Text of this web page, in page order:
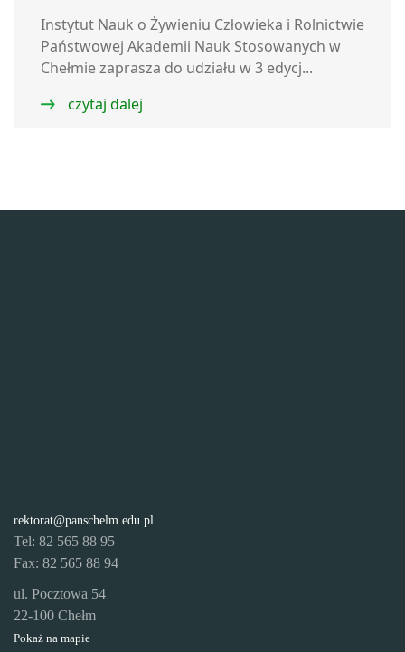
Instytut Nauk o Żywieniu Człowieka i Rolnictwie
Państwowej Akademii Nauk Stosowanych w
Chełmie zaprasza do udziału w 3 edycj...
czytaj dalej
rektorat@panschelm.edu.pl
Tel: 82 565 88 95
Fax: 82 565 88 94
ul. Pocztowa 54
22-100 Chełm
Pokaż na mapie